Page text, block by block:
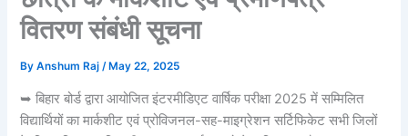
वितरण संबंधी सूचना
ByAnshum Raj/ May 22, 2025
➥ बिहार बोर्ड द्वारा आयोजित इंटरमीडिएट वार्षिक परीक्षा 2025 में सम्मिलित
विद्यार्थियों का मार्कशीट एवं प्रोविजनल-सह-माइग्रेशन सर्टिफिकेट सभी जिलों